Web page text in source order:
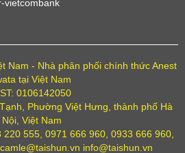
Nam - Nhà phân phối chính thức Anest
tại Việt Nam
0106142050
Phường Việt Hưng, thành phố Hà
Nội, Việt Nam
555, 0971 666 960, 0933 666 960,
info@taishun.vn